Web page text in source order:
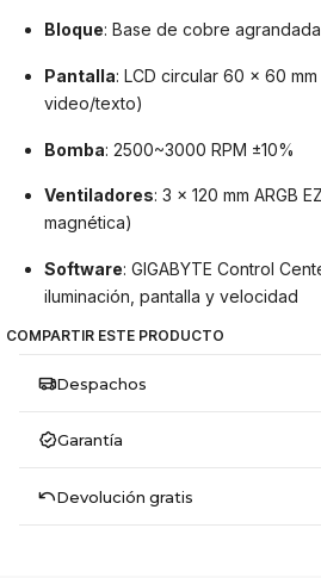
Bloque: Base de cobre
Pantalla: LCD circular 60 x 60
video/texto)
Bomba: 2500~3000 RPM ±10%
Ventiladores: 3 x 120 mm ARGB
magnética)
Software: GIGABYTE Control
iluminación, pantalla y velocidad
COMPARTIR ESTE PRODUCTO
Despachos
Garantía
Devolución gratis